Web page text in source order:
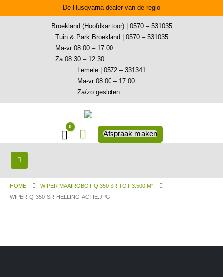
De Husqvarna dealer van de regio
Broekland (Hoofdkantoor) | 0570 – 531035
Tuin & Park Broekland | 0570 – 531035
Ma-vr 08:00 – 17:00
Za 08:30 – 12:30
Lemele | 0572 – 331341
Ma-vr 08:00 – 17:00
Za/zo gesloten
Winkelwagen
0
Afspraak maken
HOME
WIPER MAAIROBOT Q 350 SR TOT 3.500 M²
WIPER-Q-350-SR-HELLING-ACTIE.JPG